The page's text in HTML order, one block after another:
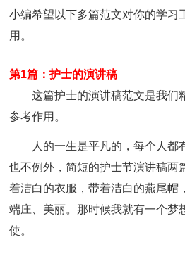
小编希望以下多篇范文对你的学习
用。
第1篇：护士的演讲稿
这篇护士的演讲稿范文是我们
参考作用。
人的一生是平凡的，每个人都
也不例外，简短的护士节演讲稿两
着洁白的衣服，带着洁白的燕尾帽
端庄、美丽。那时候我就有一个梦
使。